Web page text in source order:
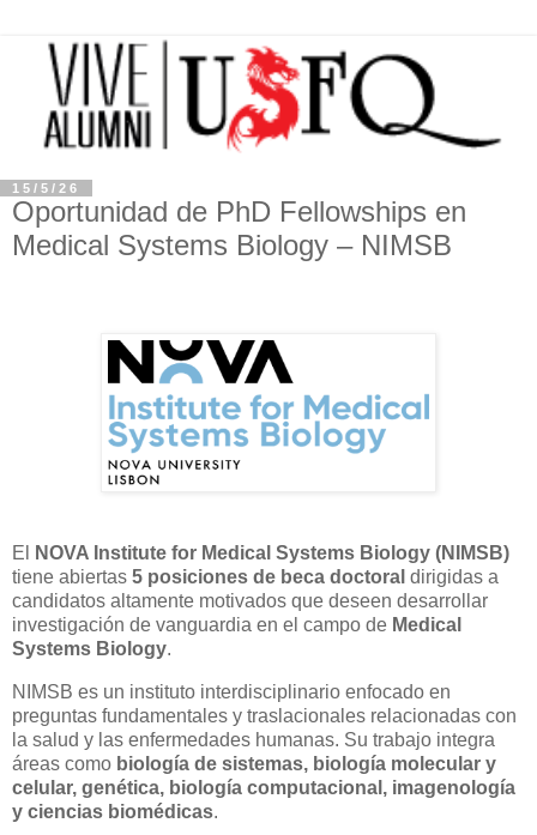
15/5/26
Oportunidad de PhD Fellowships en
Medical Systems Biology – NIMSB
El
NOVA Institute for Medical Systems Biology (NIMSB)
tiene abiertas 5 posiciones de beca doctoral dirigidas a
candidatos altamente motivados que deseen desarrollar
investigación de vanguardia en el campo de Medical
Systems Biology.
NIMSB es un instituto interdisciplinario enfocado en
preguntas fundamentales y traslacionales relacionadas con
la salud y las enfermedades humanas. Su trabajo integra
áreas como biología de sistemas, biología molecular y
celular, genética, biología computacional, imagenología
y ciencias biomédicas.